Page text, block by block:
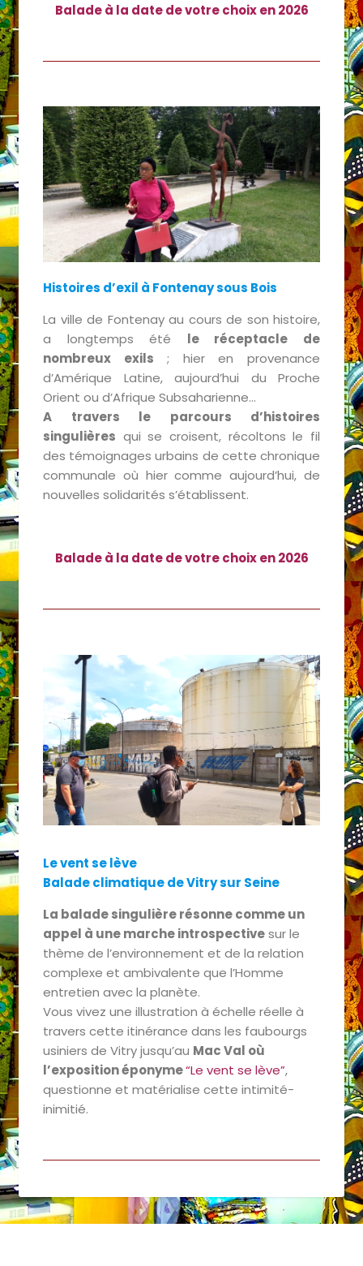
Balade à la date de votre choix en 2026
Histoires d’exil à Fontenay sous Bois
La ville de Fontenay au cours de son histoire,
a longtemps été le réceptacle de
nombreux exils ; hier en provenance
d’Amérique Latine, aujourd’hui du Proche
Orient ou d’Afrique Subsaharienne…
A travers le parcours d’histoires
singulières qui se croisent, récoltons le fil
des témoignages urbains de cette chronique
communale où hier comme aujourd’hui, de
nouvelles solidarités s’établissent.
Balade à la date de votre choix en 2026
Le vent se lève
Balade climatique de Vitry sur Seine
La balade singulière résonne comme un
appel à une marche introspectivesur le
thème de l’environnement et de la relation
complexe et ambivalente que l’Homme
entretien avec la planète.
Vous vivez une illustration à échelle réelle à
travers cette itinérance dans les faubourgs
usiniers de Vitry jusqu’au Mac Val où
l’exposition éponyme“Le vent se lève”,
questionne et matérialise cette intimité-
inimitié.